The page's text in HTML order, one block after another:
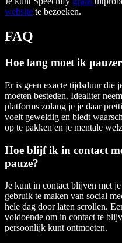
website te bezoeken.
FAQ
Hoe lang moet ik
Er is geen exacte tijdsduur die
moeten besteden. Idealiter
platforms zolang je je daar
voelt geweldig en biedt
op te pakken en je mentale
Hoe blijf ik in contact
pauze?
Je kunt in contact blijven met
gebruik te maken van social
hele dag door laten scrollen.
voldoende om in contact te
persoonlijk kunt ontmoeten.